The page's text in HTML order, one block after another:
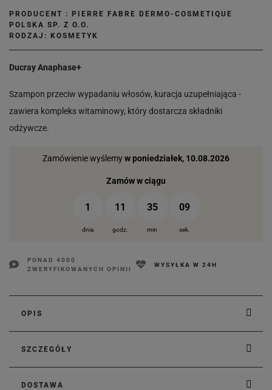
PRODUCENT :
PIERRE FABRE DERMO-COSMETIQUE
POLSKA SP. Z O.O.
RODZAJ: KOSMETYK
Ducray Anaphase+
Szampon przeciw wypadaniu włosów, kuracja uzupełniająca -
zawiera kompleks witaminowy, który dostarcza składniki
odżywcze.
Zamówienie wyślemyw poniedziałek, 10.08.2026
Zamów w ciągu
1 11 35 08
dnia godz. min sek.
PONAD 4000
ZWERYFIKOWANYCH OPINII
WYSYŁKA W 24H
OPIS
SZCZEGÓŁY
DOSTAWA